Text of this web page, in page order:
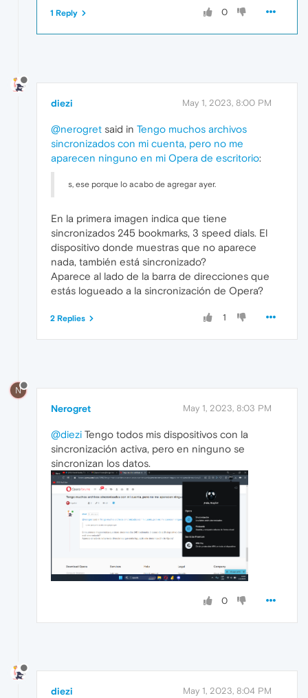
0
1 Reply
diezi May 1, 2023, 8:00 PM
@nerogret said in Tengo muchos archivos
sincronizados con mi cuenta, pero no me
aparecen ninguno en mi Opera de escritorio:
s, ese porque lo acabo de agregar ayer.
En la primera imagen indica que tiene
sincronizados 245 bookmarks, 3 speed dials. El
dispositivo donde muestras que no aparece
nada, también está sincronizado?
Aparece al lado de la barra de direcciones que
estás logueado a la sincronización de Opera?
1
2 Replies
N
Nerogret May 1, 2023, 8:03 PM
@diezi Tengo todos mis dispositivos con la
sincronización activa, pero en ninguno se
sincronizan los datos.
0
diezi May 1, 2023, 8:04 PM